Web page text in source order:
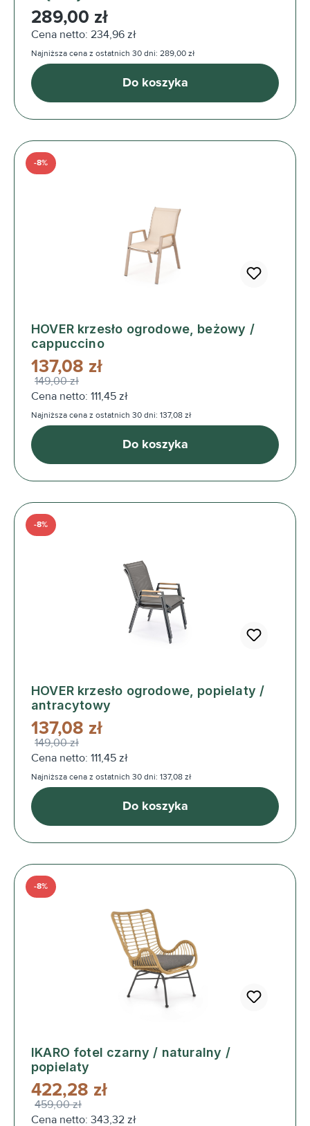
Cena regularna:
289,00 zł
Cena netto: 234,96 zł
Najniższa cena z ostatnich 30 dni: 289,00 zł
Do koszyka
HOVER krzesło ogrodowe, beżowy /
cappuccino
-8%
137,08 zł
149,00 zł
Cena netto: 111,45 zł
Najniższa cena z ostatnich 30 dni: 137,08 zł
Do koszyka
HOVER krzesło ogrodowe, popielaty /
antracytowy
-8%
137,08 zł
149,00 zł
Cena netto: 111,45 zł
Najniższa cena z ostatnich 30 dni: 137,08 zł
Do koszyka
IKARO fotel czarny / naturalny /
popielaty
-8%
422,28 zł
459,00 zł
Cena netto: 343,32 zł